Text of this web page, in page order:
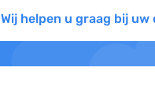
Wij helpen u graag bij uw